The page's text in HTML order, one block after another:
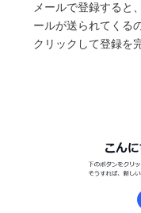
メールで登録すると
ールが送られてくる
クリックして登録を